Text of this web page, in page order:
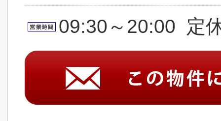
09:30～20:00 定